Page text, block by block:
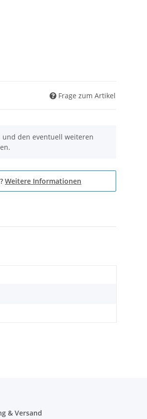
Frage zum Artikel
und den eventuell weiteren
Weitere Informationen
& Versand